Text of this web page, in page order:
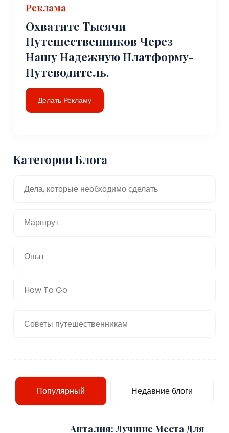
Реклама
Охватите Тысячи
Путешественников Через
Нашу Надежную Платформу-
Путеводитель.
Делать Рекламу
Категории Блога
Дела, которые необходимо сделать
Маршрут
Опыт
How To Go
Советы путешественникам
Популярный Недавние блоги
Анталия: Лучшие Места Для